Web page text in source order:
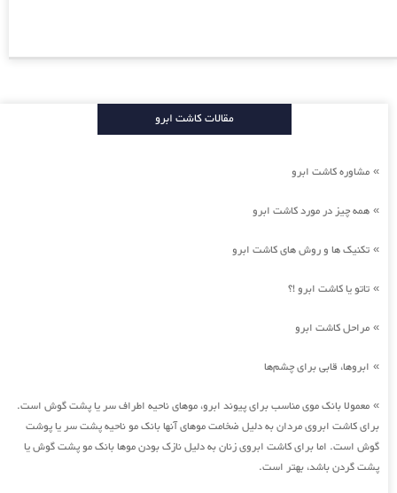
مقالات کاشت ابرو
» مشاوره کاشت ابرو
» همه چیز در مورد کاشت ابرو
» تکنیک ها و روش های کاشت ابرو
» تاتو یا کاشت ابرو !؟
» مراحل کاشت ابرو
» ابروها، قابی برای چشم‌ها
» معمولا بانک موی مناسب برای پیوند ابرو، موهای ناحیه اطراف سر یا پشت گوش است.
برای کاشت ابروی مردان به دلیل ضخامت موهای آنها بانک مو ناحیه پشت سر یا پوشت
گوش است. اما برای کاشت ابروی زنان به دلیل نازک بودن موها بانک مو پشت گوش یا
پشت گردن باشد، بهتر است.